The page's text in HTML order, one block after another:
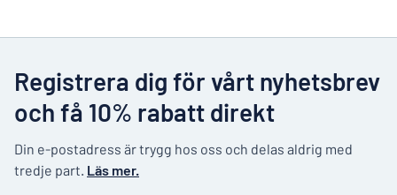
Registrera dig för vårt nyhetsbrev
och få 10% rabatt direkt
Din e-postadress är trygg hos oss och delas aldrig med
tredje part. Läs mer.